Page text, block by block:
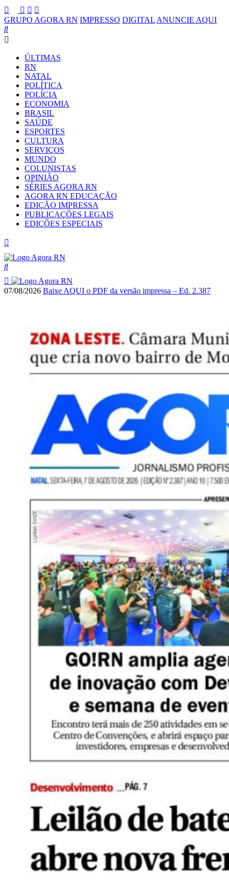
GRUPO AGORA RN IMPRESSO DIGITAL ANUNCIE AQUI
ÚLTIMAS
RN
NATAL
POLÍTICA
POLÍCIA
ECONOMIA
BRASIL
SAÚDE
ESPORTES
CULTURA
SERVIÇOS
MUNDO
COLUNISTAS
OPINIÃO
SÉRIES AGORA RN
AGORA RN EDUCAÇÃO
EDIÇÃO IMPRESSA
PUBLICAÇÕES LEGAIS
EDIÇÕES ESPECIAIS
07/08/2026 Baixe AQUI o PDF da versão impressa – Ed. 2.387